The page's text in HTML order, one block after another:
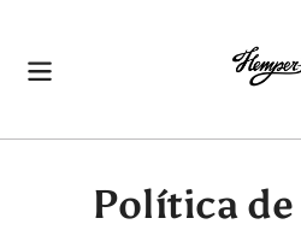
Política